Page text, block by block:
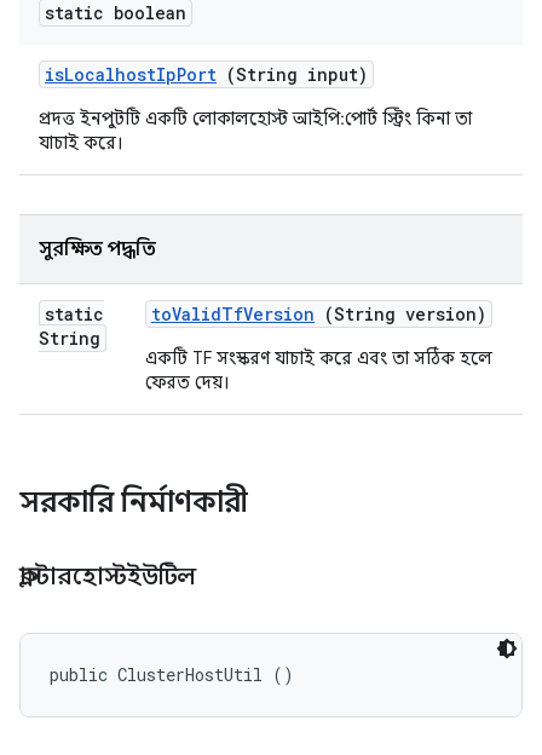
static boolean
isLocalhostIpPort (String input)
প্রদত্ত ইনপুটটি একটি লোকালহোস্ট আইপি:পোর্ট স্ট্রিং কিনা তা
যাচাই করে।
সুরক্ষিত পদ্ধতি
static
String
toValidTfVersion (String version)
একটি TF সংস্করণ যাচাই করে এবং তা সঠিক হলে
ফেরত দেয়।
সরকারি নির্মাণকারী
ক্লাস্টারহোস্টইউটিল
public ClusterHostUtil ()